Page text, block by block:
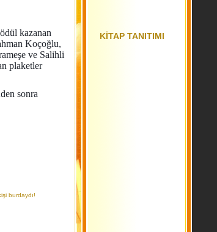
kazanan
Koçoğlu,
ve Salihli
plaketler
sonra
burdaydı!
KİTAP TANITIMI